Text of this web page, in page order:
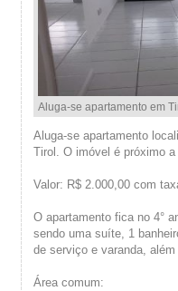
Aluga-se apartamento em
Aluga-se apartamento
Tirol. O imóvel é próximo
Valor: R$ 2.000,00 com
O apartamento fica no 4°
sendo uma suíte, 1
de serviço e varanda,
Área comum: